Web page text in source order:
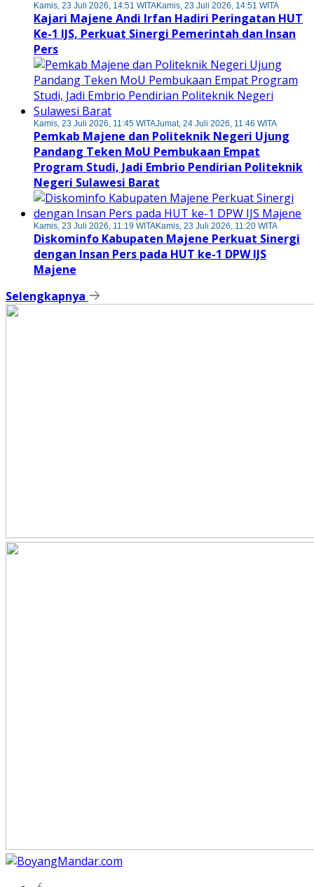
Kamis, 23 Juli 2026, 14:51 WITAKamis, 23 Juli 2026, 14:51 WITA
Kajari Majene Andi Irfan Hadiri Peringatan HUT
Ke-1 IJS, Perkuat Sinergi Pemerintah dan Insan
Pers
Kamis, 23 Juli 2026, 11:45 WITAJumat, 24 Juli 2026, 11:46 WITA
Pemkab Majene dan Politeknik Negeri Ujung
Pandang Teken MoU Pembukaan Empat
Program Studi, Jadi Embrio Pendirian Politeknik
Negeri Sulawesi Barat
Kamis, 23 Juli 2026, 11:19 WITAKamis, 23 Juli 2026, 11:20 WITA
Diskominfo Kabupaten Majene Perkuat Sinergi
dengan Insan Pers pada HUT ke-1 DPW IJS
Majene
Selengkapnya